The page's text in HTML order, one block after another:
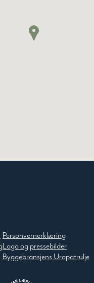
Personvernerklæring
Logo og pressebilder
Byggebransjens Uropatrulje